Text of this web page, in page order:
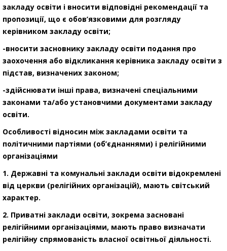
закладу освіти і вносити відповідні рекомендації та
пропозиції, що є обов’язковими для розгляду
керівником закладу освіти;
-вносити засновнику закладу освіти подання про
заохочення або відкликання керівника закладу освіти з
підстав, визначених законом;
-здійснювати інші права, визначені спеціальними
законами та/або установчими документами закладу
освіти.
Особливості відносин між закладами освіти та
політичними партіями (об’єднаннями) і релігійними
організаціями
1. Державні та комунальні заклади освіти відокремлені
від церкви (релігійних організацій), мають світський
характер.
2. Приватні заклади освіти, зокрема засновані
релігійними організаціями, мають право визначати
релігійну спрямованість власної освітньої діяльності.